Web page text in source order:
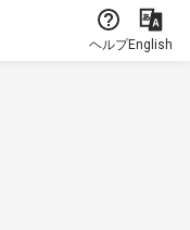
ヘルプEnglish